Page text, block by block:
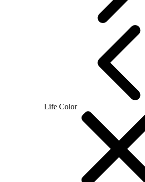
Life Color